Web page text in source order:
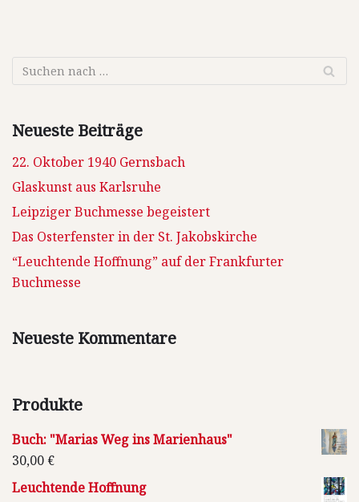
Neueste Beiträge
22. Oktober 1940 Gernsbach
Glaskunst aus Karlsruhe
Leipziger Buchmesse begeistert
Das Osterfenster in der St. Jakobskirche
“Leuchtende Hoffnung” auf der Frankfurter
Buchmesse
Neueste Kommentare
Produkte
Buch: "Marias Weg ins Marienhaus"
30,00 €
Leuchtende Hoffnung